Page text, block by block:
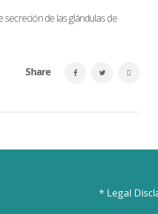
secreción de las glándulas de
Share
* Legal